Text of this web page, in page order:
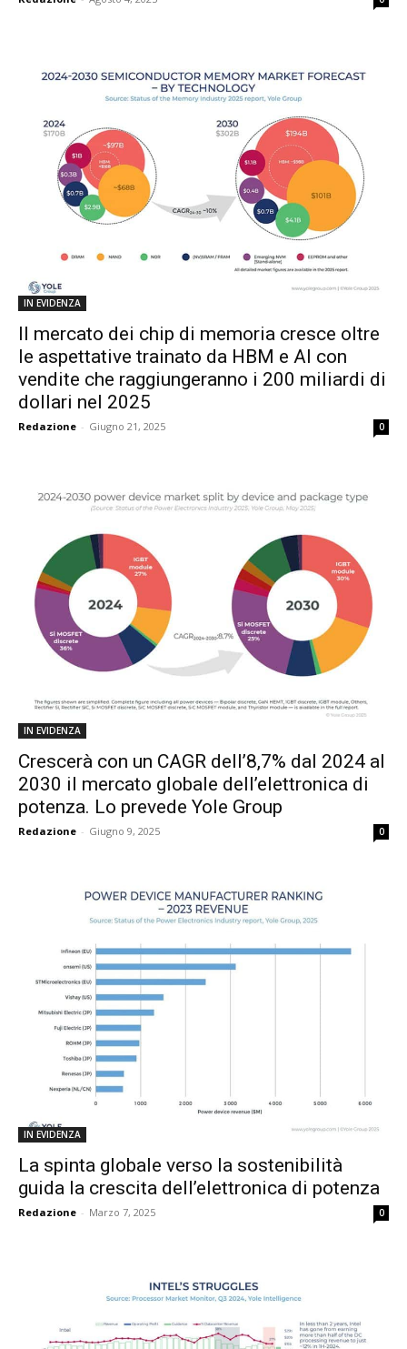
IN EVIDENZA
Il mercato dei chip di memoria cresce oltre
le aspettative trainato da HBM e AI con
vendite che raggiungeranno i 200 miliardi di
dollari nel 2025
Redazione - Giugno 21, 2025 0
IN EVIDENZA
Crescerà con un CAGR dell’8,7% dal 2024 al
2030 il mercato globale dell’elettronica di
potenza. Lo prevede Yole Group
Redazione - Giugno 9, 2025 0
IN EVIDENZA
La spinta globale verso la sostenibilità
guida la crescita dell’elettronica di potenza
Redazione - Marzo 7, 2025 0